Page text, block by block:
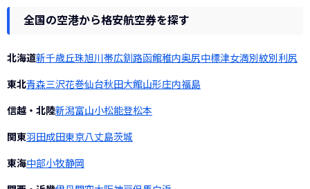
全国の空港から格安航空券を探す
北海道新千歳丘珠旭川 帯広釧路函館稚内奥尻中標津女満別 紋別 利尻
東北青森三沢花巻仙台秋田大館山形庄内福島
信越・北陸新潟富山小松能登松本
関東羽田成田東京八丈島茨城
東海中部小牧静岡